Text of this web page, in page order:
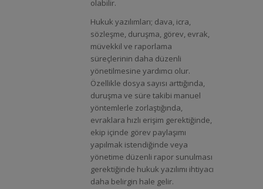
olabilir.
Hukuk yazılımları; dava, icra,
sözleşme, duruşma, görev, evrak,
müvekkil ve raporlama
süreçlerinin daha düzenli
yönetilmesine yardımcı olur.
Özellikle dosya sayısı arttığında,
duruşma ve süre takibi manuel
yöntemlerle zorlaştığında,
evraklara hızlı erişim gerektiğinde,
ekip içinde görev paylaşımı
yapılmak istendiğinde veya
yönetime düzenli rapor sunulması
gerektiğinde hukuk yazılımı ihtiyacı
daha belirgin hale gelir.